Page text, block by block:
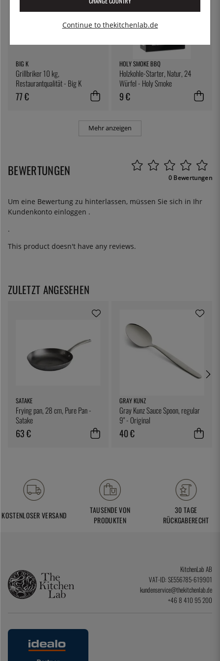
BIG K
Grillbriker 10 kg,
Restaurantqualität - Big K
77 €
HOLY SMOKE BBQ
Holzkohle-Starter, Natur, 24
Würfel - Holy Smoke
9 €
Mehr anzeigen
BEWERTUNGEN 0 Bewertungen
Um eine Bewertung zu hinterlassen, müssen Sie sich in Ihr
Kundenkonto einloggen .
.
This product doesn't have any reviews.
ZULETZT ANGESEHEN
SATAKE
Frying pan, 28 cm, Pure Pan -
Satake
63 €
GRAY KUNZ
Gray Kunz Sauce Spoon, regular
9" - Original
40 €
KOSTENLOSER VERSAND
TAUSENDE VON
PRODUKTEN
30 TAGE
RÜCKGABERECHT
KitchenLab AB
VAT-ID: SE556785-619901
kundenservice@thekitchenlab.de
+46 8 410 95 200
Continue to thekitchenlab.de